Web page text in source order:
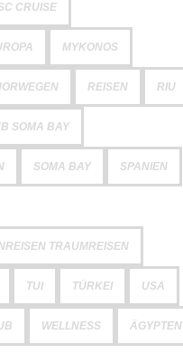
CRUISE
MYKONOS
REISEN RIU
SOMA BAY
SOMA BAY SPANIEN
TRAUMREISEN
TUI TÜRKEI USA
WELLNESS ÄGYPTEN